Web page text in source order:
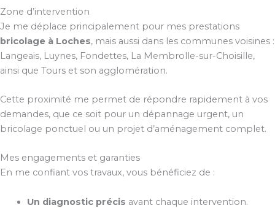
Zone d’intervention
Je me déplace principalement pour mes prestations
bricolage à Loches, mais aussi dans les communes voisines :
Langeais, Luynes, Fondettes, La Membrolle-sur-Choisille,
ainsi que Tours et son agglomération.
Cette proximité me permet de répondre rapidement à vos
demandes, que ce soit pour un dépannage urgent, un
bricolage ponctuel ou un projet d’aménagement complet.
Mes engagements et garanties
En me confiant vos travaux, vous bénéficiez de :
Un diagnostic précis avant chaque intervention.